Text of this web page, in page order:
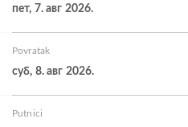
пет, 7. авг 2026.
Povratak
суб, 8. авг 2026.
Putnici